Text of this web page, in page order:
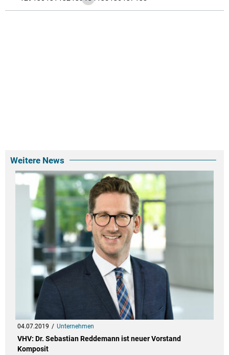
Weitere News
04.07.2019 Unternehmen
VHV: Dr. Sebastian Reddemann ist neuer Vorstand
Komposit